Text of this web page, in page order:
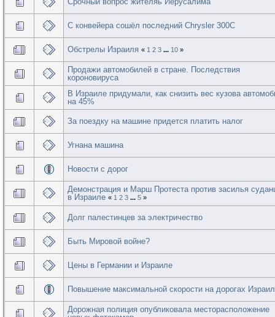
С конвейера сошёл последний Chrysler 300C
Обстрелы Израиля « 1 2 3 ... 10 »
Продажи автомобилей в стране. Последствия
короновируса
В Израиле придумали, как снизить вес кузова
на 45%
За поездку на машине придется платить налог
Угнана машина
Новости с дорог
Демонстрация и Марш Протеста против засилья
в Израиле « 1 2 3 ...5 »
Долг палестинцев за электричество
Быть Мировой войне?
Цены в Германии и Израиле
Повышение максимальной скорости на дорогах
Дорожная полиция опубликовала месторасположение